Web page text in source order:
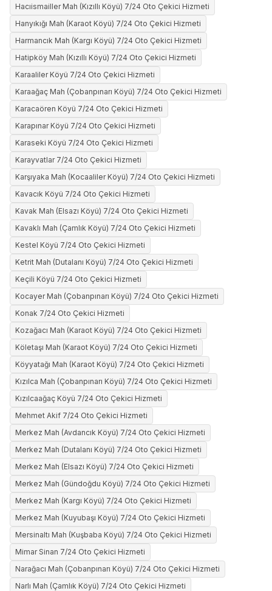
Hacıismailler Mah (Kızıllı Köyü) 7/24 Oto Çekici Hizmeti
Hanyıkığı Mah (Karaot Köyü) 7/24 Oto Çekici Hizmeti
Harmancık Mah (Kargı Köyü) 7/24 Oto Çekici Hizmeti
Hatipköy Mah (Kızıllı Köyü) 7/24 Oto Çekici Hizmeti
Karaaliler Köyü 7/24 Oto Çekici Hizmeti
Karaağaç Mah (Çobanpınarı Köyü) 7/24 Oto Çekici Hizmeti
Karacaören Köyü 7/24 Oto Çekici Hizmeti
Karapınar Köyü 7/24 Oto Çekici Hizmeti
Karaseki Köyü 7/24 Oto Çekici Hizmeti
Karayvatlar 7/24 Oto Çekici Hizmeti
Karşıyaka Mah (Kocaaliler Köyü) 7/24 Oto Çekici Hizmeti
Kavacık Köyü 7/24 Oto Çekici Hizmeti
Kavak Mah (Elsazı Köyü) 7/24 Oto Çekici Hizmeti
Kavaklı Mah (Çamlık Köyü) 7/24 Oto Çekici Hizmeti
Kestel Köyü 7/24 Oto Çekici Hizmeti
Ketrit Mah (Dutalanı Köyü) 7/24 Oto Çekici Hizmeti
Keçili Köyü 7/24 Oto Çekici Hizmeti
Kocayer Mah (Çobanpınarı Köyü) 7/24 Oto Çekici Hizmeti
Konak 7/24 Oto Çekici Hizmeti
Kozağacı Mah (Karaot Köyü) 7/24 Oto Çekici Hizmeti
Köletaşı Mah (Karaot Köyü) 7/24 Oto Çekici Hizmeti
Köyyatağı Mah (Karaot Köyü) 7/24 Oto Çekici Hizmeti
Kızılca Mah (Çobanpınarı Köyü) 7/24 Oto Çekici Hizmeti
Kızılcaağaç Köyü 7/24 Oto Çekici Hizmeti
Mehmet Akif 7/24 Oto Çekici Hizmeti
Merkez Mah (Avdancık Köyü) 7/24 Oto Çekici Hizmeti
Merkez Mah (Dutalanı Köyü) 7/24 Oto Çekici Hizmeti
Merkez Mah (Elsazı Köyü) 7/24 Oto Çekici Hizmeti
Merkez Mah (Gündoğdu Köyü) 7/24 Oto Çekici Hizmeti
Merkez Mah (Kargı Köyü) 7/24 Oto Çekici Hizmeti
Merkez Mah (Kuyubaşı Köyü) 7/24 Oto Çekici Hizmeti
Mersinaltı Mah (Kuşbaba Köyü) 7/24 Oto Çekici Hizmeti
Mimar Sinan 7/24 Oto Çekici Hizmeti
Narağacı Mah (Çobanpınarı Köyü) 7/24 Oto Çekici Hizmeti
Narlı Mah (Çamlık Köyü) 7/24 Oto Çekici Hizmeti